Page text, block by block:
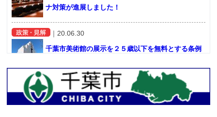
ナ対策が進展しました！
｜ 20.06.30
千葉市美術館の展示を２５歳以下を無料とする条例
｜
20.06.30
新型コロナに感染した被保険者に対して傷病手当金を支給する